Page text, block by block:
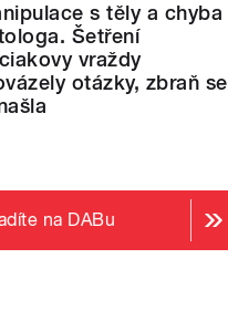
s těly a chyba
Šetření
vraždy
otázky, zbraň se
na DABu